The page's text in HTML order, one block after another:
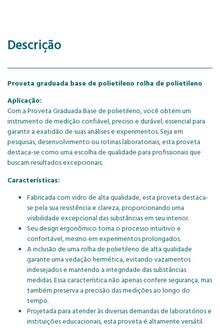
Descrição
Proveta graduada base de polietileno rolha de polietileno
Aplicação:
Com a Proveta Graduada Base de polietileno, você obtém um
instrumento de medição confiável, preciso e durável, essencial para
garantir a exatidão de suas análises e experimentos. Seja em
pesquisas, desenvolvimento ou rotinas laboratoriais, esta proveta
destaca-se como uma escolha de qualidade para profissionais que
buscam resultados excepcionais.
Características:
Fabricada com vidro de alta qualidade, esta proveta destaca-
se pela sua resistência e clareza, proporcionando uma
visibilidade excepcional das substâncias em seu interior.
Seu design ergonômico torna o processo intuitivo e
confortável, mesmo em experimentos prolongados.
A inclusão de uma rolha de polietileno de alta qualidade
garante uma vedação hermética, evitando vazamentos
indesejados e mantendo a integridade das substâncias
medidas. Essa característica não apenas confere segurança, mas
também preserva a precisão das medições ao longo do
tempo.
Projetada para atender às diversas demandas de laboratórios e
instituições educacionais, esta proveta é altamente versátil.